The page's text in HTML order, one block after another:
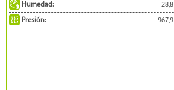
Humedad:
28,8
Presión: 967,9